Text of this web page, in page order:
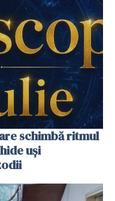
schimbă ritmul
uși